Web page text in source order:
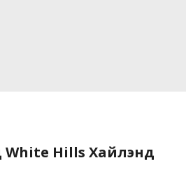
White Hills Хайлэнд